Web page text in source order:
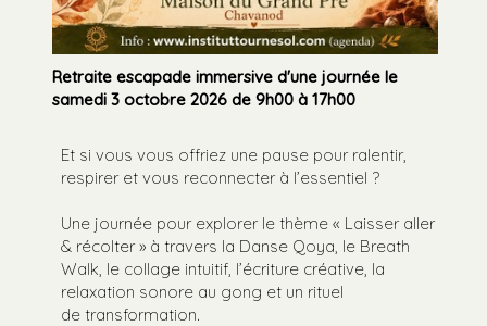
Retraite escapade immersive d'une journée le
samedi 3 octobre 2026 de 9h00 à 17h00
Et si vous vous offriez une pause pour ralentir,
respirer et vous reconnecter à l’essentiel ?
Une journée pour explorer le thème « Laisser aller
& récolter » à travers la Danse Qoya, le Breath
Walk, le collage intuitif, l’écriture créative, la
relaxation sonore au gong et un rituel
de transformation.